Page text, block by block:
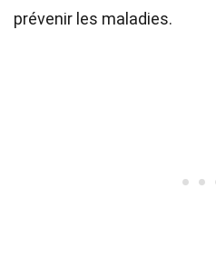
prévenir les maladies.